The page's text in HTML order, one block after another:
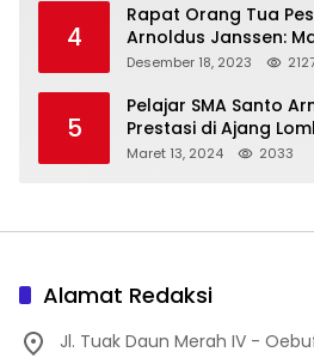
4
Rapat Orang Tua
Arnoldus Janssen:
Mendukung Komite
Desember 18, 2023
5
Pelajar SMA Santo
Prestasi di Ajang
Gelar Best Speaker
Maret 13, 2024 2033
Alamat Redaksi
Jl. Tuak Daun Merah IV -